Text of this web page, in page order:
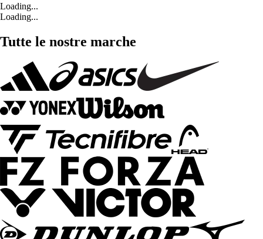
Loading...
Loading...
Tutte le nostre marche